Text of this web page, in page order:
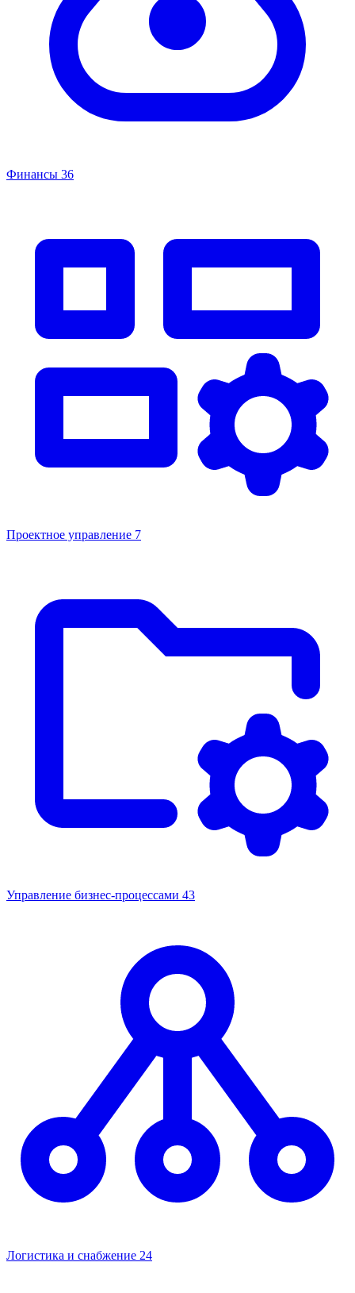
Финансы 36
Проектное управление 7
Управление бизнес-процессами 43
Логистика и снабжение 24